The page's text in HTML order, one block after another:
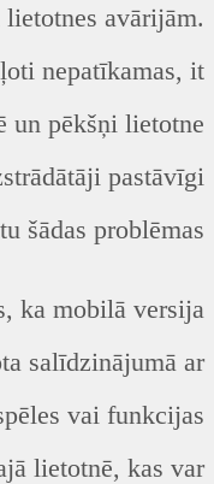
avārijām.
nepatīkamas, it
un pēkšņi lietotne
pastāvīgi
šādas problēmas.
ka mobilā versija
salīdzinājumā ar
vai funkcijas
lietotnē, kas var